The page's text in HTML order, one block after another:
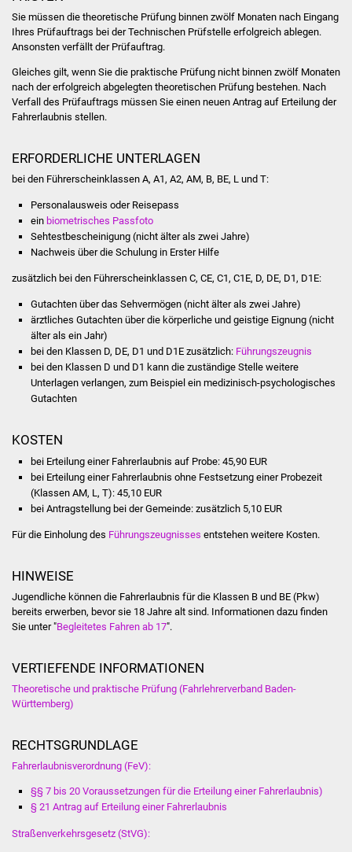
Ärzte und Apotheken
Hitzewarnung / UV-
Index
ÖPNV
Bürgerbus (MOBS)
Abfall und Entsorgung
Kultur & Freizeit
Veranstaltungen
Einrichtungen
Hallenbad
Stadtbücherei
Zehntscheuer
Kulturhalle
Beirat Süßener Vereine
Sie müssen die theoretische Prüfung binnen zwölf Monaten nach Eingang
Ihres Prüfauftrags bei der Technischen Prüfstelle erfolgreich ablegen.
Ansonsten verfällt der Prüfauftrag.
Gleiches gilt, wenn Sie die praktische Prüfung nicht binnen zwölf Monaten
nach der erfolgreich abgelegten theoretischen Prüfung bestehen. Nach
Verfall des Prüfauftrags müssen Sie einen neuen Antrag auf Erteilung der
Fahrerlaubnis stellen.
ERFORDERLICHE UNTERLAGEN
bei den Führerscheinklassen A, A1, A2, AM, B, BE, L und T:
Personalausweis oder Reisepass
ein biometrisches Passfoto
Sehtestbescheinigung (nicht älter als zwei Jahre)
Nachweis über die Schulung in Erster Hilfe
zusätzlich bei den Führerscheinklassen C, CE, C1, C1E, D, DE, D1, D1E:
Gutachten über das Sehvermögen (nicht älter als zwei Jahre)
ärztliches Gutachten über die körperliche und geistige Eignung (nicht
älter als ein Jahr)
bei den Klassen D, DE, D1 und D1E zusätzlich: Führungszeugnis
bei den Klassen D und D1 kann die zuständige Stelle weitere
Unterlagen verlangen, zum Beispiel ein medizinisch-psychologisches
Gutachten
KOSTEN
bei Erteilung einer Fahrerlaubnis auf Probe: 45,90 EUR
bei Erteilung einer Fahrerlaubnis ohne Festsetzung einer Probezeit
(Klassen AM, L, T): 45,10 EUR
bei Antragstellung bei der Gemeinde: zusätzlich 5,10 EUR
Für die Einholung des Führungszeugnisses entstehen weitere Kosten.
HINWEISE
Jugendliche können die Fahrerlaubnis für die Klassen B und BE (Pkw)
bereits erwerben, bevor sie 18 Jahre alt sind. Informationen dazu finden
Sie unter "Begleitetes Fahren ab 17".
VERTIEFENDE INFORMATIONEN
Theoretische und praktische Prüfung (Fahrlehrerverband Baden-
Württemberg)
RECHTSGRUNDLAGE
Fahrerlaubnisverordnung (FeV):
§§ 7 bis 20 Voraussetzungen für die Erteilung einer Fahrerlaubnis)
§ 21 Antrag auf Erteilung einer Fahrerlaubnis
Straßenverkehrsgesetz (StVG):